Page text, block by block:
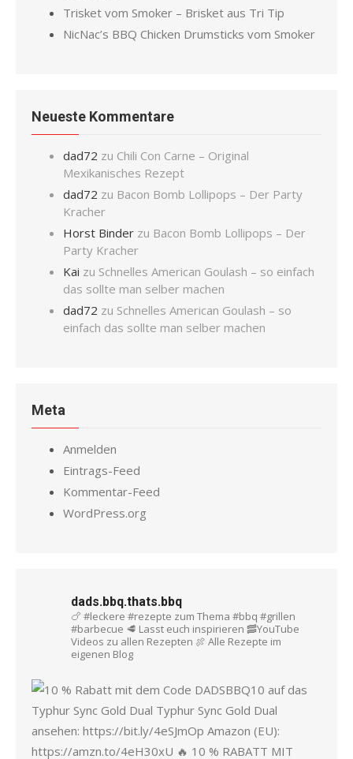
Trisket vom Smoker – Brisket aus Tri Tip
NicNac’s BBQ Chicken Drumsticks vom Smoker
Neueste Kommentare
dad72 zu Chili Con Carne – Original
Mexikanisches Rezept
dad72 zu Bacon Bomb Lollipops – Der Party
Kracher
Horst Binder zu Bacon Bomb Lollipops – Der
Party Kracher
Kai zu Schnelles American Goulash – so einfach
das sollte man selber machen
dad72 zu Schnelles American Goulash – so
einfach das sollte man selber machen
Meta
Anmelden
Eintrags-Feed
Kommentar-Feed
WordPress.org
dads.bbq.thats.bbq
🍗 #leckere #rezepte zum Thema #bbq #grillen
#barbecue 🥩 Lasst euch inspirieren 🥓YouTube
Videos zu allen Rezepten 🍖 Alle Rezepte im
eigenen Blog